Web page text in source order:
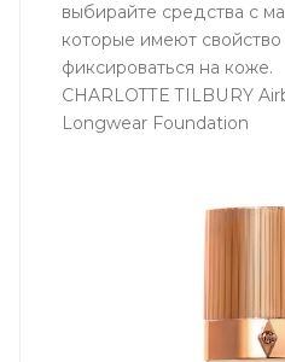
выбирайте средства с
которые имеют свойство
фиксироваться на коже.
CHARLOTTE TILBURY
Longwear Foundation